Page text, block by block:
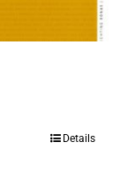
Details